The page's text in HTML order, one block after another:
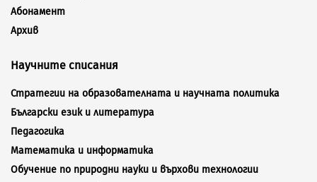
Абонамент
Архив
Научните списания
Стратегии на образователната и научната политика
Български език и литература
Педагогика
Математика и информатика
Обучение по природни науки и върхови технологии